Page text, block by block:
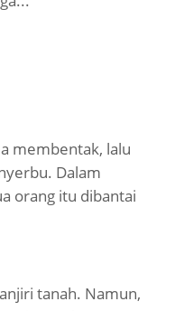
membentak, lalu
Dalam
orang itu dibantai
tanah. Namun,